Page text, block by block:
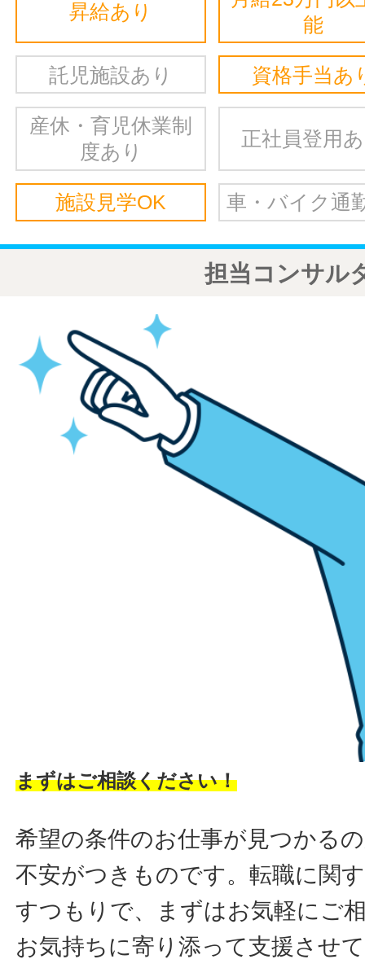
昇給あり
能
託児施設あり 資格手当あ
産休・育児休業制
度あり
正社員登用
施設見学OK 車・バイク通
担当コンサル
まずはご相談ください！
希望の条件のお仕事が見つかる
不安がつきものです。転職に関
すつもりで、まずはお気軽にご
お気持ちに寄り添って支援させ